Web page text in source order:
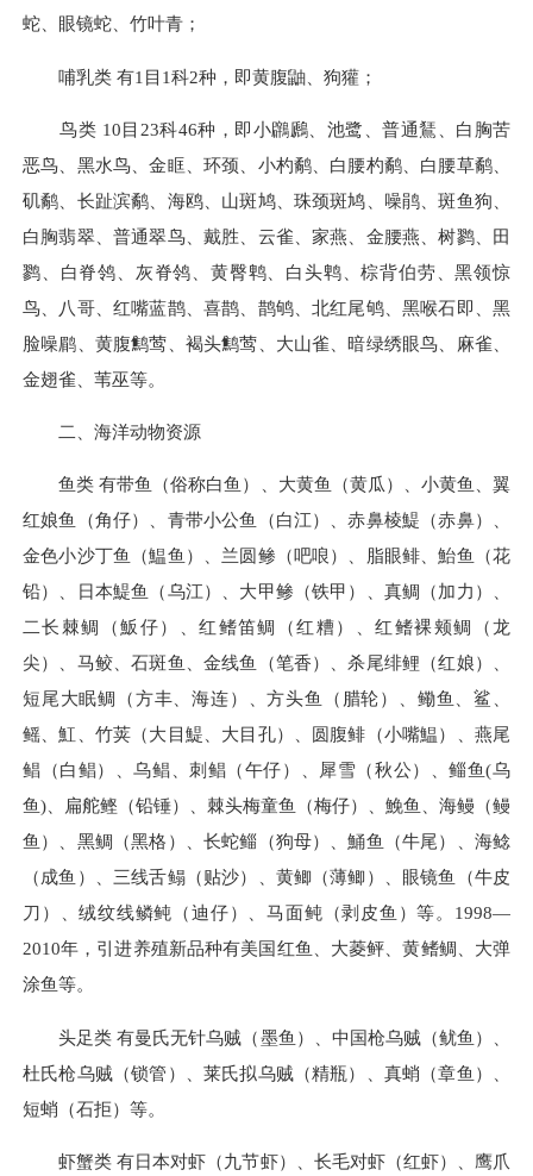
蛇、眼镜蛇、竹叶青；
哺乳类 有1目1科2种，即黄腹鼬、狗獾；
鸟类 10目23科46种，即小鸊鷉、池鹭、普通鵟、白胸苦
恶鸟、黑水鸟、金眶、环颈、小杓鹬、白腰杓鹬、白腰草鹬、
矶鹬、长趾滨鹬、海鸥、山斑鸠、珠颈斑鸠、噪鹃、斑鱼狗、
白胸翡翠、普通翠鸟、戴胜、云雀、家燕、金腰燕、树鹨、田
鹨、白脊鸰、灰脊鸰、黄臀鹎、白头鹎、棕背伯劳、黑领惊
鸟、八哥、红嘴蓝鹊、喜鹊、鹊鸲、北红尾鸲、黑喉石即、黑
脸噪鹛、黄腹鹪莺、褐头鹪莺、大山雀、暗绿绣眼鸟、麻雀、
金翅雀、苇巫等。
二、海洋动物资源
鱼类 有带鱼（俗称白鱼）、大黄鱼（黄瓜）、小黄鱼、翼
红娘鱼（角仔）、青带小公鱼（白江）、赤鼻棱鯷（赤鼻）、
金色小沙丁鱼（鰛鱼）、兰圆鲹（吧哴）、脂眼鲱、鮐鱼（花
铅）、日本鯷鱼（乌江）、大甲鲹（铁甲）、真鲷（加力）、
二长棘鲷（魬仔）、红鳍笛鲷（红糟）、红鳍裸颊鲷（龙
尖）、马鲛、石斑鱼、金线鱼（笔香）、杀尾绯鲤（红娘）、
短尾大眠鲷（方丰、海连）、方头鱼（腊轮）、鳓鱼、鲨、
鳐、魟、竹荚（大目鯷、大目孔）、圆腹鲱（小嘴鰛）、燕尾
鲳（白鲳）、乌鲳、刺鲳（午仔）、犀雪（秋公）、鲻鱼(乌
鱼)、扁舵鲣（铅锤）、棘头梅童鱼（梅仔）、鮸鱼、海鳗（鳗
鱼）、黑鲷（黑格）、长蛇鲻（狗母）、鯒鱼（牛尾）、海鲶
（成鱼）、三线舌鳎（贴沙）、黄鲫（薄鲫）、眼镜鱼（牛皮
刀）、绒纹线鳞鲀（迪仔）、马面鲀（剥皮鱼）等。1998—
2010年，引进养殖新品种有美国红鱼、大菱鲆、黄鳍鲷、大弹
涂鱼等。
头足类 有曼氏无针乌贼（墨鱼）、中国枪乌贼（鱿鱼）、
杜氏枪乌贼（锁管）、莱氏拟乌贼（精瓶）、真蛸（章鱼）、
短蛸（石拒）等。
虾蟹类 有日本对虾（九节虾）、长毛对虾（红虾）、鹰爪